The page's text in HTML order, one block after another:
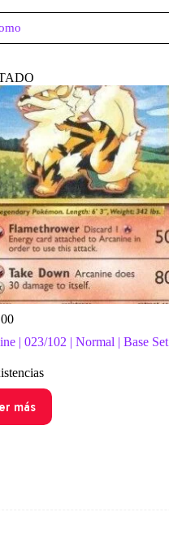
| 023/102 | Normal | Base Set
más